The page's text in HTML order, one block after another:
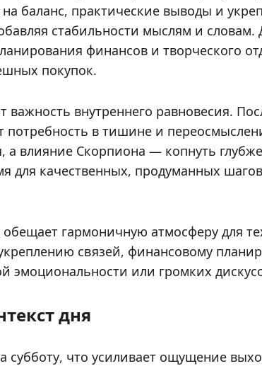
баланс, практические выводы и
стабильности мыслям и
финансов и творческого
покупок.
важность внутреннего равновесия.
в тишине и
а влияние Скорпиона — копнуть
для качественных, продуманных
обещает гармоничную атмосферу для
связей, финансовому
эмоциональности или громких
дня
субботу, что усиливает ощущение